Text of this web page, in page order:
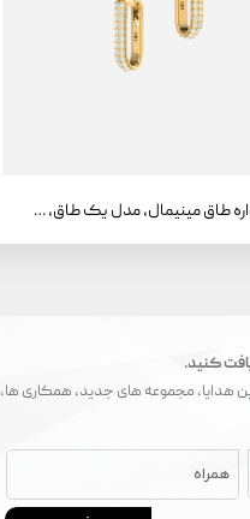
گوشواره طاق مینیمال، مدل یک طاق، سواروفسکی
کنید.
هدایا، مجموعه های جدید، همکاری ها،